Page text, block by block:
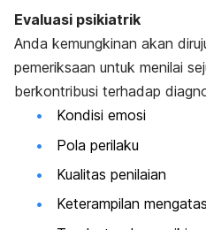
Evaluasi psikiatrik
Anda kemungkinan akan
pemeriksaan untuk menilai
berkontribusi terhadap
Kondisi emosi
Pola perilaku
Kualitas penilaian
Keterampilan